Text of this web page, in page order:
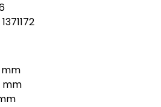
mm
mm